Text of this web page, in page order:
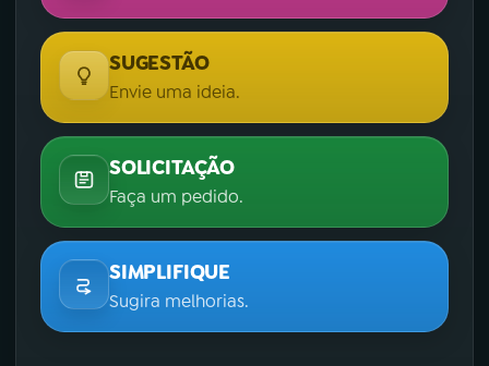
SUGESTÃO
Envie uma ideia.
SOLICITAÇÃO
Faça um pedido.
SIMPLIFIQUE
Sugira melhorias.